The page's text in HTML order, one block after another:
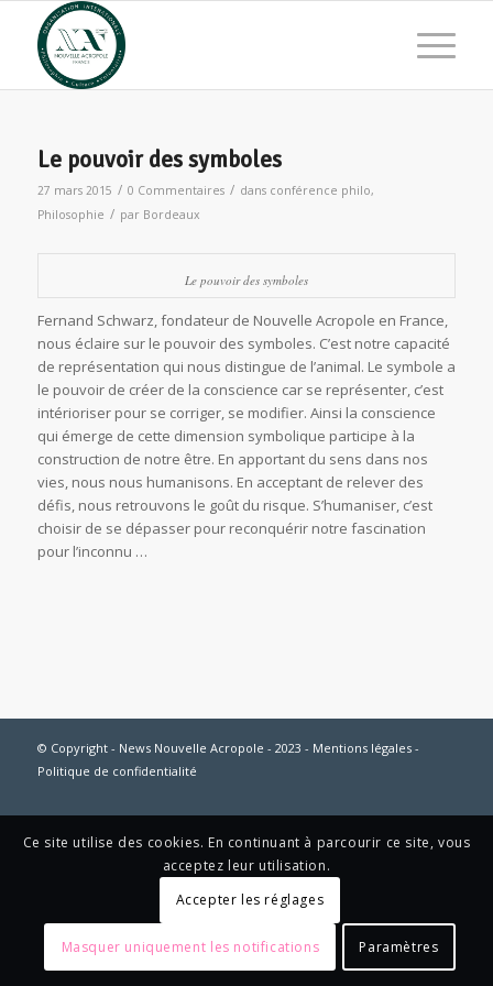
Le pouvoir des symboles
27 mars 2015 / 0 Commentaires / dans conférence philo,
Philosophie / par Bordeaux
Le pouvoir des symboles
Fernand Schwarz, fondateur de Nouvelle Acropole en France,
nous éclaire sur le pouvoir des symboles. C’est notre capacité
de représentation qui nous distingue de l’animal. Le symbole a
le pouvoir de créer de la conscience car se représenter, c’est
intérioriser pour se corriger, se modifier. Ainsi la conscience
qui émerge de cette dimension symbolique participe à la
construction de notre être. En apportant du sens dans nos
vies, nous nous humanisons. En acceptant de relever des
défis, nous retrouvons le goût du risque. S’humaniser, c’est
choisir de se dépasser pour reconquérir notre fascination
pour l’inconnu …
© Copyright - News Nouvelle Acropole - 2023 - Mentions légales -
Politique de confidentialité
Ce site utilise des cookies. En continuant à parcourir ce site, vous
acceptez leur utilisation.
Accepter les réglages
Masquer uniquement les notifications Paramètres